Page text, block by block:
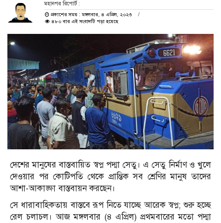
মহানগর রিপোর্ট :
প্রকাশের সময় : মঙ্গলবার, ৪ এপ্রিল, ২০২৩
৪৮০ বার এই সংবাদটি পড়া হয়েছে
দেশের মানুষের বাস্তবায়িত স্বপ্ন পদ্মা সেতু। এ সেতু নির্মাণ ও খুলে
দেওয়ার পর কোটিপতি থেকে প্রান্তিক সব শ্রেণির মানুষ তাদের
আশা-আকাঙ্ক্ষা বাস্তবায়ন করছেন।
সে ধারাবাহিকতায় বাস্তবে রূপ নিতে যাচ্ছে আরেক স্বপ্ন; শুরু হচ্ছে
রেল চলাচল। আজ মঙ্গলবার (৪ এপ্রিল) প্রথমবারের মতো পদ্মা